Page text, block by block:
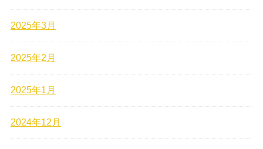
2025年3月
2025年2月
2025年1月
2024年12月